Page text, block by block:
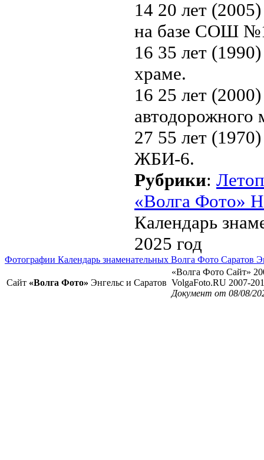
14 20 лет
на базе СОШ
16 35 лет
храме.
16 25 лет
автодорожного
27 55 лет
ЖБИ-6.
Рубрики:
«Волга Фото»
Календарь
2025 год
Фотографии Календарь знаменательных Волга Фото Саратов
Сайт «Волга Фото» Энгельс и Саратов
«Волга Фото Сайт»
VolgaFoto.RU 2007-
Документ от 08/08/